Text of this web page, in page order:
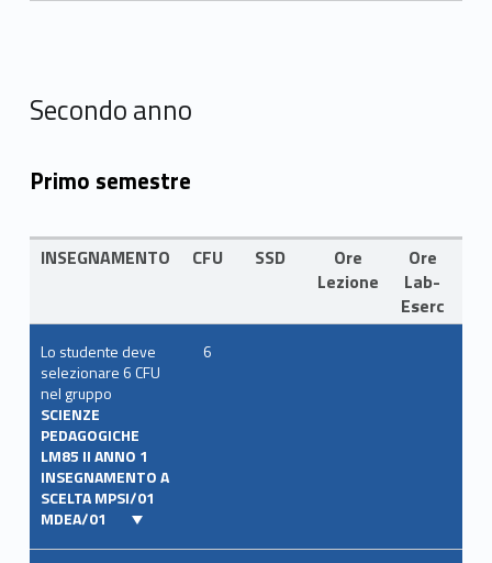
Secondo anno
Primo semestre
INSEGNAMENTO CFU SSD
Ore
Lezione
Ore
Lab-
Eserc
Lo studente deve
selezionare 6 CFU
nel gruppo
SCIENZE
PEDAGOGICHE
LM85 II ANNO 1
INSEGNAMENTO A
SCELTA MPSI/01
MDEA/01
6